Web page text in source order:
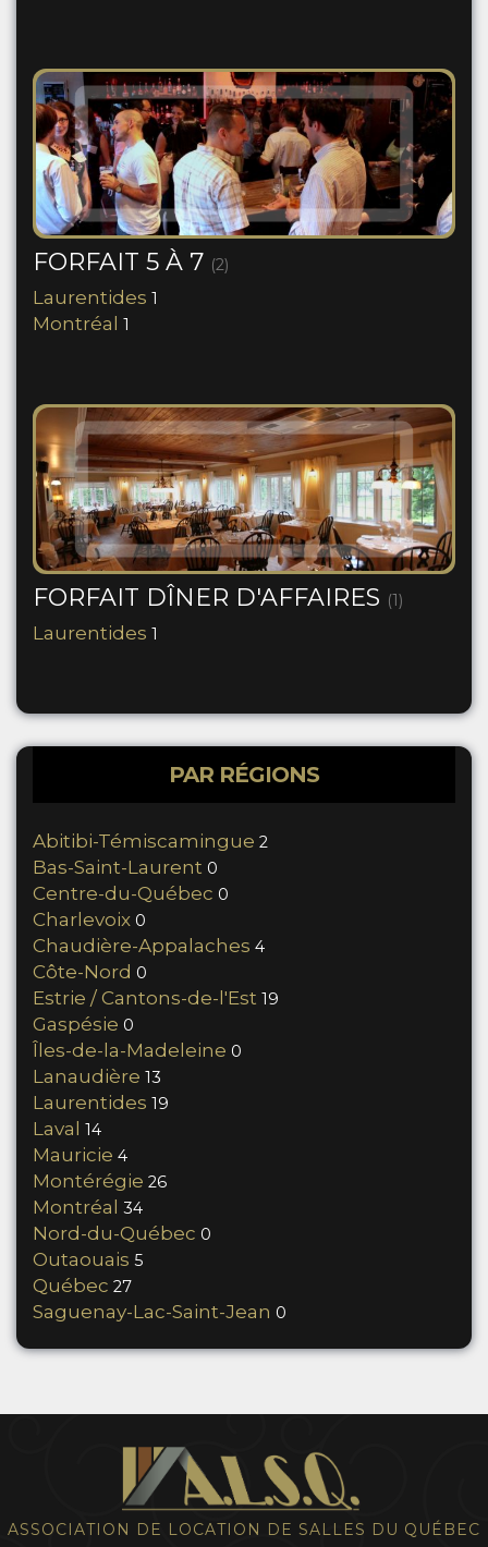
FORFAIT 5 À 7 (2)
Laurentides 1
Montréal 1
FORFAIT DÎNER D'AFFAIRES (1)
Laurentides 1
PAR RÉGIONS
Abitibi-Témiscamingue 2
Bas-Saint-Laurent 0
Centre-du-Québec 0
Charlevoix 0
Chaudière-Appalaches 4
Côte-Nord 0
Estrie / Cantons-de-l'Est 19
Gaspésie 0
Îles-de-la-Madeleine 0
Lanaudière 13
Laurentides 19
Laval 14
Mauricie 4
Montérégie 26
Montréal 34
Nord-du-Québec 0
Outaouais 5
Québec 27
Saguenay-Lac-Saint-Jean 0
ASSOCIATION DE LOCATION DE SALLES DU QUÉBEC